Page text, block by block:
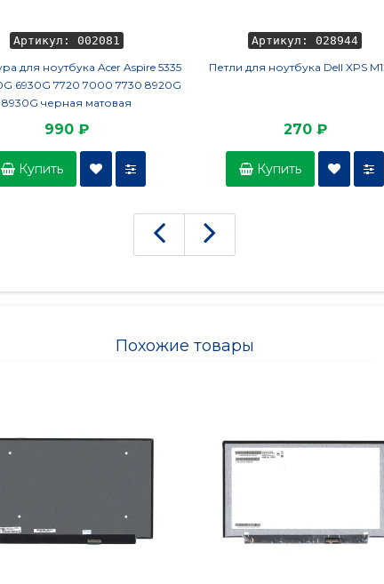
Артикул: 002081
для ноутбука Acer Aspire 5335
6930G 7720 7000 7730 8920G
8930G черная матовая
990 ₽
Купить
Артикул: 028944
Петли для ноутбука Dell XPS
270 ₽
Купить
Похожие товары